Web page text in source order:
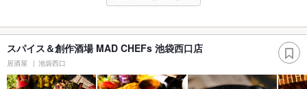
スパイス＆創作酒場 MAD CHEFs 池袋西口店
居酒屋 池袋西口